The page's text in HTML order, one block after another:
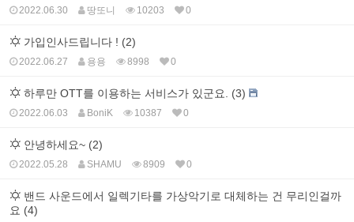
2022.06.30 땅또니 10203 0
가입인사드립니다 ! (2)
2022.06.27 용용 8998 0
하루만 OTT를 이용하는 서비스가 있군요. (3)
2022.06.03 BoniK 10387 0
안녕하세요~ (2)
2022.05.28 SHAMU 8909 0
밴드 사운드에서 일렉기타를 가상악기로 대체하는 건 무리인걸까
요 (4)